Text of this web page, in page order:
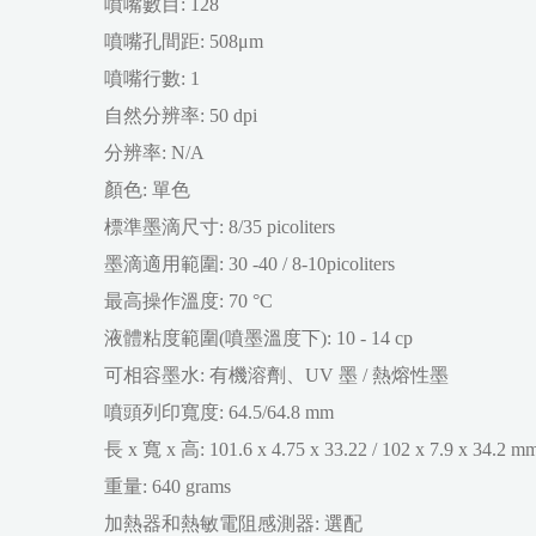
噴嘴孔間距: 508μm
噴嘴行數: 1
自然分辨率: 50 dpi
分辨率: N/A
顏色: 單色
標準墨滴尺寸: 8/35 picoliters
墨滴適用範圍: 30 -40 / 8-10picoliters
最高操作溫度: 70 °C
液體粘度範圍(噴墨溫度下): 10 - 14 cp
可相容墨水: 有機溶劑、UV 墨 / 熱熔性墨
噴頭列印寬度: 64.5/64.8 mm
長 x 寬 x 高: 101.6 x 4.75 x 33.22 / 102 x 7.9 x 34.2
重量: 640 grams
加熱器和熱敏電阻感測器: 選配